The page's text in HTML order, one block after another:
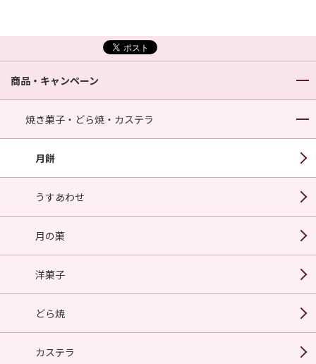
商品・キャンペーン
焼き菓子・どら焼・カステラ
月餅
うすあわせ
月の菓
洋菓子
どら焼
カステラ